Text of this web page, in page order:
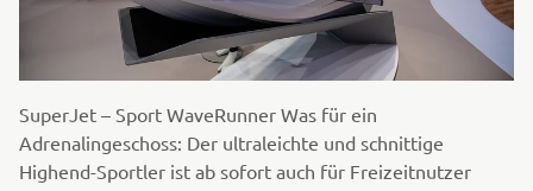
SuperJet – Sport WaveRunner Was für ein
Adrenalingeschoss: Der ultraleichte und schnittige
Highend-Sportler ist ab sofort auch für Freizeitnutzer